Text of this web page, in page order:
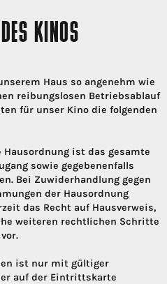
KINOS
Haus so angenehm wie
reibungslosen Betriebsablauf
für unser Kino die folgenden
ist das gesamte
sowie gegebenenfalls
Bei Zuwiderhandlung gegen
der Hausordnung
das Recht auf Hausverweis,
weiteren rechtlichen Schritte
ist nur mit gültiger
auf der Eintrittskarte